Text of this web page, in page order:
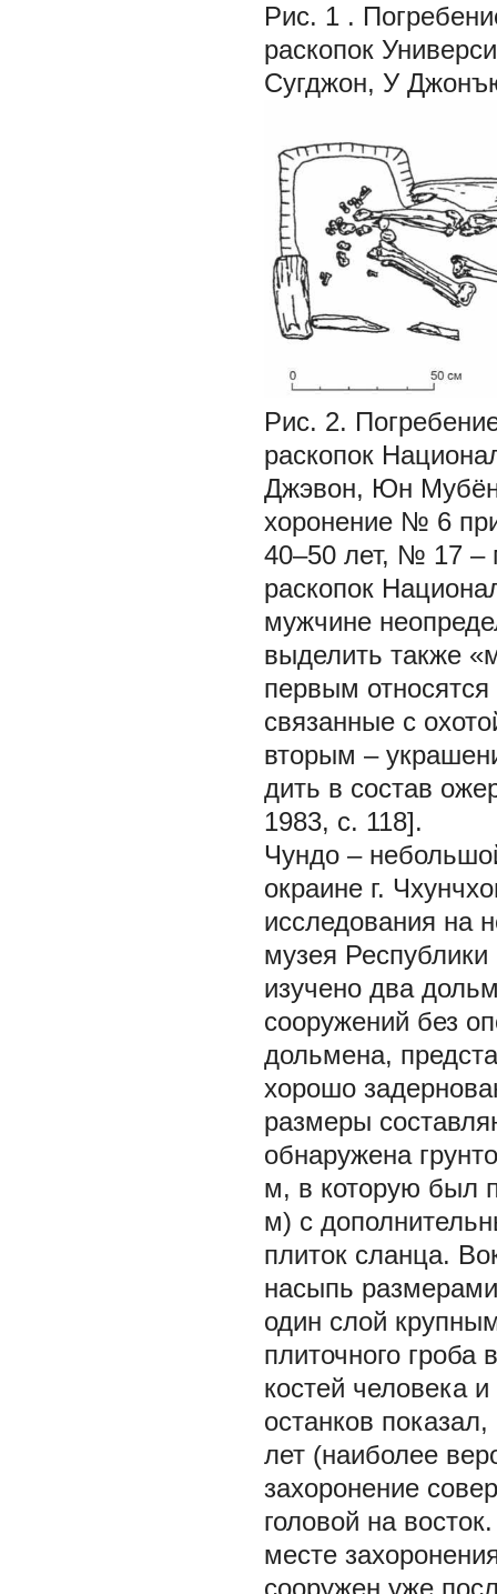
Рис. 1 .
раскопок
Сугджон, У
Рис. 2.
раскопок
Джэвон, Юн
хоронение № 6
40–50 лет, № 17 –
раскопок
мужчине
выделить также
первым
связанные с
вторым –
дить в состав
1983, с. 118].
Чундо –
окраине г.
исследования на
музея
изучено два
сооружений без
дольмена,
хорошо
размеры
обнаружена
м, в которую был
м) с
плиток сланца.
насыпь
один слой
плиточного
костей человека
останков
лет (наиболее
захоронение
головой на
месте
сооружен уже